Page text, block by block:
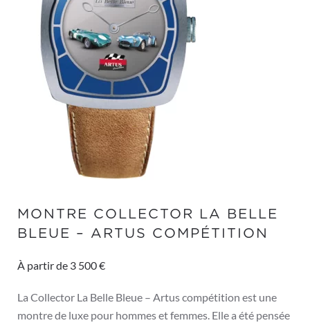
MONTRE COLLECTOR LA BELLE
BLEUE – ARTUS COMPÉTITION
À partir de 3 500 €
La Collector La Belle Bleue – Artus compétition est une
montre de luxe pour hommes et femmes. Elle a été pensée